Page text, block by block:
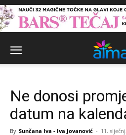
Ne donosi
datum na
By Sunčana Iva - Iva Jovanović - 11.